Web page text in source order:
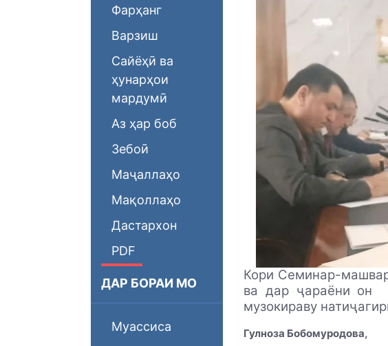
Фарҳанг
Варзиш
Сайёҳӣ ва
ҳунарҳои
мардумӣ
Аз ҳар боб
Зебоӣ
Маҷаллаҳо
Мақоллаҳо
Дастархон
PDF
ДАР БОРАИ МО
Муассиса
Кори Семинар-
ва дар ҷараёни он
музокираву
Гулноза Бобомуродова,